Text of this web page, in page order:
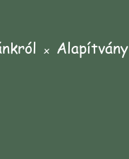
Alapítvány